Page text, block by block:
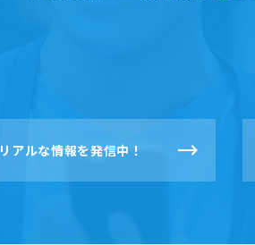
リアルな情報を発信中！